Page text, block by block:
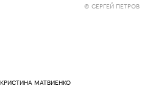
© СЕРГЕЙ ПЕТРОВ
КРИСТИНА МАТВИЕНКО